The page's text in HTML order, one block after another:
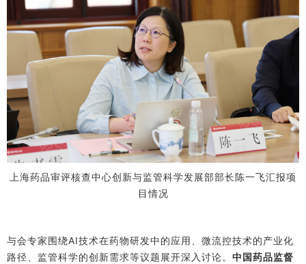
上海药品审评核查中心创新与监管科学发展部部长陈一飞汇报项
目情况
与会专家围绕AI技术在药物研发中的应用、微流控技术的产业化
路径、监管科学的创新需求等议题展开深入讨论。 中国药品监督